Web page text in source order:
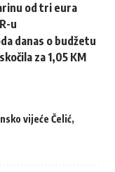
od tri eura
u
danas o budžetu
za 1,05 KM
vijeće Čelić